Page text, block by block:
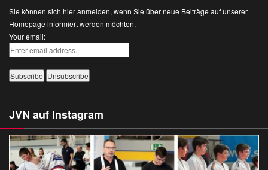
Sie können sich hier anmelden, wenn Sie über neue Beiträge auf unserer
Homepage informiert werden möchten.
Your email:
JVN auf Instagram